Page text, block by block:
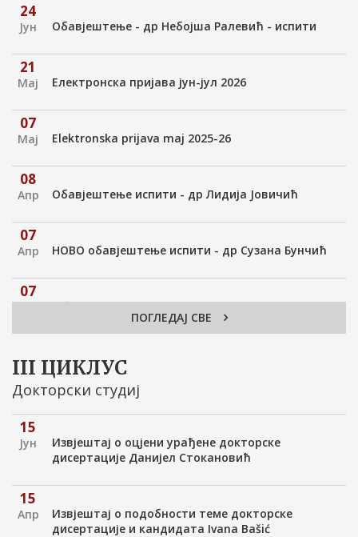
07
Апр
Обавјештење испити - др Сања Опсеница и др
24
Јун Обавјештење - др Небојша Ралевић - испити
21
Мај Електронска пријава јун-јул 2026
07
Мај Elektronska prijava maj 2025-26
08
Апр Обавјештење испити - др Лидија Јовичић
07
Апр НОВО обавјештење испити - др Сузана Бунчић
07
Апр
Обавјештење испити - др сања Опсеница и др
Слађана Миљеновић
06
Апр
Обавјештење испити април - др Александра
Новаковић
01
Апр Обавјештење испити - др Сузана Бунчић
24
Мар
РОК
ПОГЛЕДАЈ СВЕ
III ЦИКЛУС
Докторски студиј
15
Јун
Извјештај о оцјени урађене докторске
дисертације Данијел Стокановић
15
Апр
Извјештај о подобности теме докторске
дисертације и кандидата Ivana Bašić